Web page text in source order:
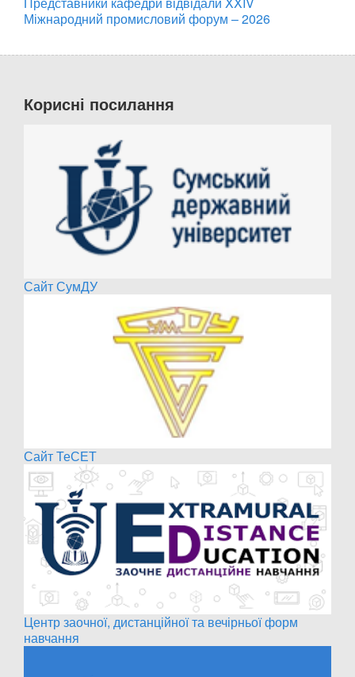
Міжнародний промисловий форум – 2026
Корисні посилання
Сайт СумДУ
Сайт ТеСЕТ
Центр заочної, дистанційної та вечірньої форм
навчання